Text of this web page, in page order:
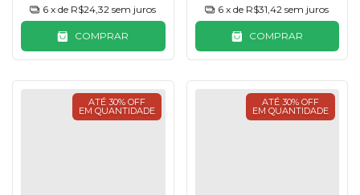
6 x de R$24,32 sem juros
COMPRAR
6 x de R$31,42 sem juros
COMPRAR
ATÉ 30% OFF
EM QUANTIDADE
ATÉ 30% OFF
EM QUANTIDADE